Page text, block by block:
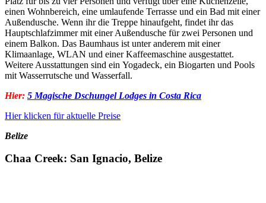
einen Wohnbereich, eine umlaufende Terrasse und ein Bad mit einer
Außendusche. Wenn ihr die Treppe hinaufgeht, findet ihr das
Hauptschlafzimmer mit einer Außendusche für zwei Personen und
einem Balkon. Das Baumhaus ist unter anderem mit einer
Klimaanlage, WLAN und einer Kaffeemaschine ausgestattet.
Weitere Ausstattungen sind ein Yogadeck, ein Biogarten und Pools
mit Wasserrutsche und Wasserfall.
Hier: 5 Magische Dschungel Lodges in Costa Rica
Hier klicken für aktuelle Preise
Belize
Chaa Creek: San Ignacio, Belize